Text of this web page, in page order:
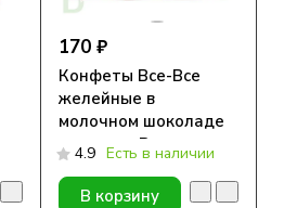
170 ₽
Конфеты Все-Все
желейные в
молочном шоколаде
со вкусом Вишни и
Клубники без сахара
180г
4.9 Есть в наличии
В корзину